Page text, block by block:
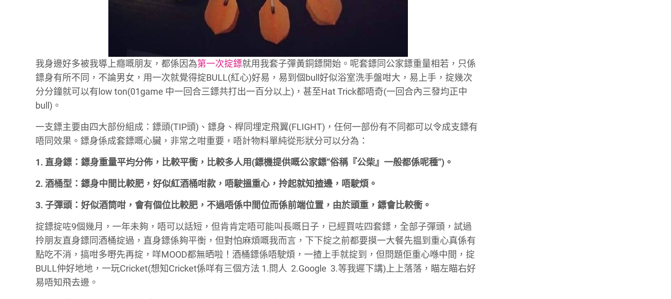
我身邊好多被我導上癮嘅朋友，都係因為第一次掟鏢就用我套子彈黃銅鏢開始。呢套鏢同公家鏢重量相若，只係
鏢身有所不同，不論男女，用一次就覺得掟BULL(紅心)好易，易到個bull好似浴室洗手盤咁大，易上手，掟幾次
分分鐘就可以有low ton(01game 中一回合三鏢共打出一百分以上)，甚至Hat Trick都唔奇(一回合內三發均正中
bull)。
一支鏢主要由四大部份組成：鏢頭(TIP頭)、鏢身、桿同埋定飛翼(FLIGHT)，任何一部份有不同都可以令成支鏢有
唔同效果。鏢身係成套鏢嘅心臟，非常之咁重要，唔計物料單純從形狀分可以分為：
1. 直身鏢：鏢身重量平均分佈，比較平衝，比較多人用(鏢機提供嘅公家鏢”俗稱『公柴』一般都係呢種”)。
2. 酒桶型：鏢身中間比較肥，好似紅酒桶咁款，唔駛搵重心，拎起就知揸邊，唔駛煩。
3. 子彈頭：好似酒筒咁，會有個位比較肥，不過唔係中間位而係前端位置，由於頭重，鏢會比較衝。
掟鏢掟咗9個幾月，一年未夠，唔可以話短，但肯肯定唔可能叫長嘅日子，已經買咗四套鏢，全部子彈頭，試過
拎朋友直身鏢同酒桶掟過，直身鏢係夠平衡，但對怕麻煩嘅我而言，下下掟之前都要摸一大餐先揾到重心真係有
點吃不消，搞咁多嘢先再掟，咩MOOD都無晒啦！酒桶鏢係唔駛煩，一揸上手就掟到，但問題佢重心喺中間，掟
BULL仲好地地，一玩Cricket(想知Cricket係咩有三個方法 1.問人 2.Google 3.等我遲下講)上上落落，瞄左瞄右好
易唔知飛去邊。